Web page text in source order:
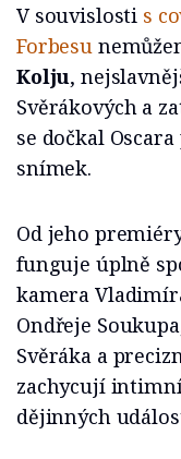
V souvislosti s
Forbesu
Kolju,
Svěrákových a
se dočkal
snímek.
Od jeho
funguje úplně
kamera
Ondřeje
Svěráka a
zachycují
dějinných